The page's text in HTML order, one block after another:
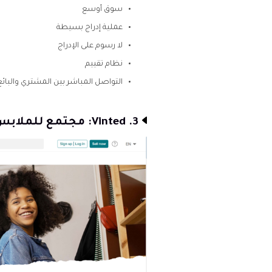
سوق أوسع
عملية إدراج بسيطة
لا رسوم على الإدراج
نظام تقييم
التواصل المباشر بين المشتري
3. Vinted: مجتمع للملابس المستعملة